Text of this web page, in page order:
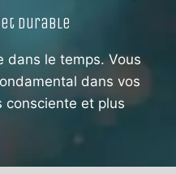
Durable
dans le temps. Vous
dans vos
consciente et plus